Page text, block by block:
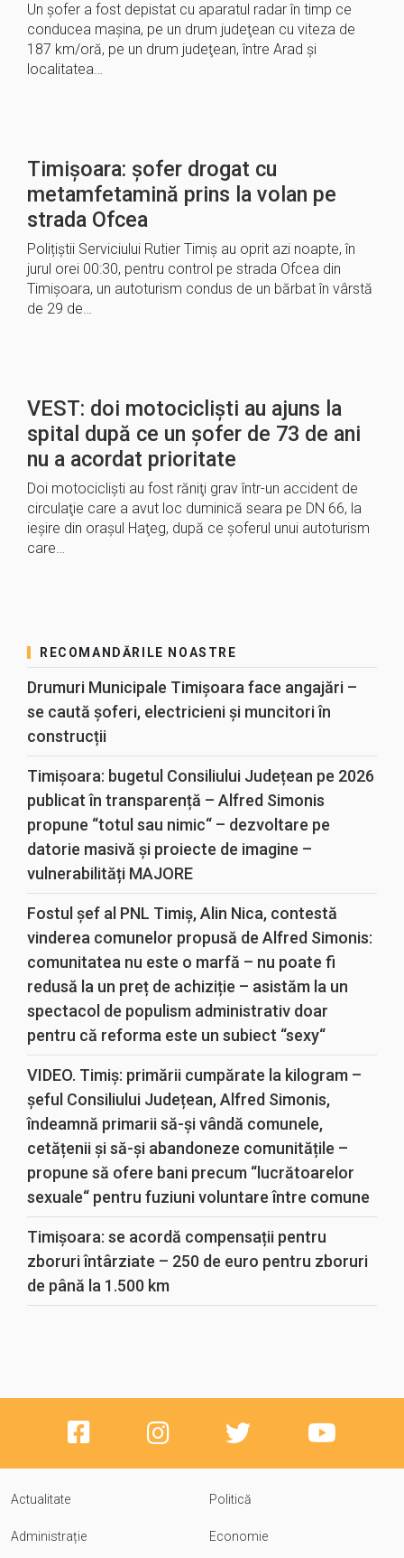
Un şofer a fost depistat cu aparatul radar în timp ce
conducea maşina, pe un drum judeţean cu viteza de
187 km/oră, pe un drum judeţean, între Arad şi
localitatea…
Timișoara: șofer drogat cu
metamfetamină prins la volan pe
strada Ofcea
Polițiștii Serviciului Rutier Timiș au oprit azi noapte, în
jurul orei 00:30, pentru control pe strada Ofcea din
Timișoara, un autoturism condus de un bărbat în vârstă
de 29 de…
VEST: doi motociclişti au ajuns la
spital după ce un șofer de 73 de ani
nu a acordat prioritate
Doi motociclişti au fost răniţi grav într-un accident de
circulaţie care a avut loc duminică seara pe DN 66, la
ieşire din oraşul Haţeg, după ce şoferul unui autoturism
care…
RECOMANDĂRILE NOASTRE
Drumuri Municipale Timișoara face angajări –
se caută șoferi, electricieni și muncitori în
construcții
Timișoara: bugetul Consiliului Județean pe 2026
publicat în transparență – Alfred Simonis
propune “totul sau nimic“ – dezvoltare pe
datorie masivă și proiecte de imagine –
vulnerabilități MAJORE
Fostul șef al PNL Timiș, Alin Nica, contestă
vinderea comunelor propusă de Alfred Simonis:
comunitatea nu este o marfă – nu poate fi
redusă la un preț de achiziție – asistăm la un
spectacol de populism administrativ doar
pentru că reforma este un subiect “sexy“
VIDEO. Timiș: primării cumpărate la kilogram –
șeful Consiliului Județean, Alfred Simonis,
îndeamnă primarii să-și vândă comunele,
cetățenii și să-și abandoneze comunitățile –
propune să ofere bani precum “lucrătoarelor
sexuale“ pentru fuziuni voluntare între comune
Timișoara: se acordă compensații pentru
zboruri întârziate – 250 de euro pentru zboruri
de până la 1.500 km
Actualitate Politică
Administrație Economie